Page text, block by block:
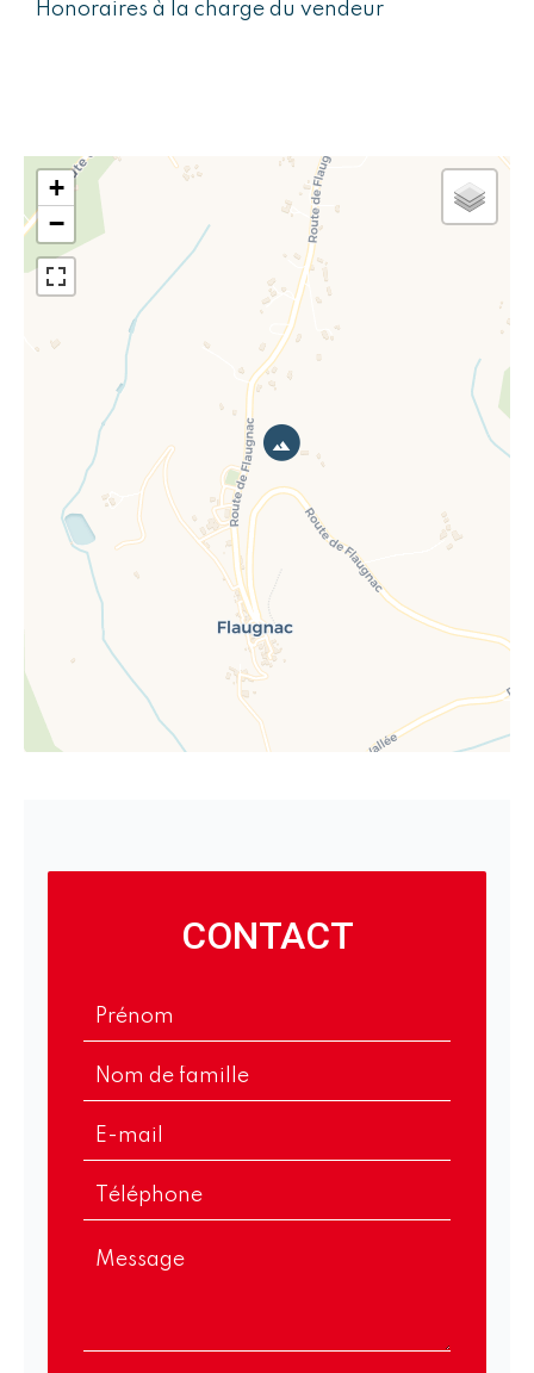
Honoraires à la charge du vendeur
+
−
CONTACT